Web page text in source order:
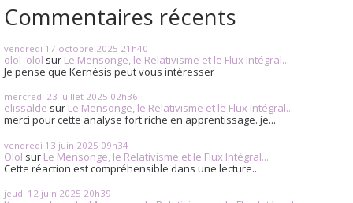
Commentaires récents
vendredi 17 octobre 2025 21h40
olol_olol sur Le Mensonge, le Relativisme et le Flux Intégral...
Je pense que Kernésis peut vous intéresser
mercredi 23 juillet 2025 02h36
elissalde sur Le Mensonge, le Relativisme et le Flux Intégral...
merci pour cette analyse fort riche en apprentissage. je...
vendredi 13 juin 2025 09h34
Olol sur Le Mensonge, le Relativisme et le Flux Intégral...
Cette réaction est compréhensible dans une lecture...
jeudi 12 juin 2025 20h39